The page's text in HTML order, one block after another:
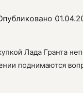
Лада Гранта
поднимаются